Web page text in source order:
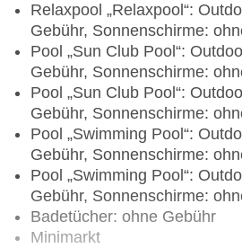
Relaxpool „Relaxpool“:
Gebühr, Sonnenschirme:
Pool „Sun Club Pool“:
Gebühr, Sonnenschirme:
Pool „Sun Club Pool“:
Gebühr, Sonnenschirme:
Pool „Swimming Pool“:
Gebühr, Sonnenschirme:
Pool „Swimming Pool“:
Gebühr, Sonnenschirme:
Badetücher: ohne Gebühr
Minimarkt